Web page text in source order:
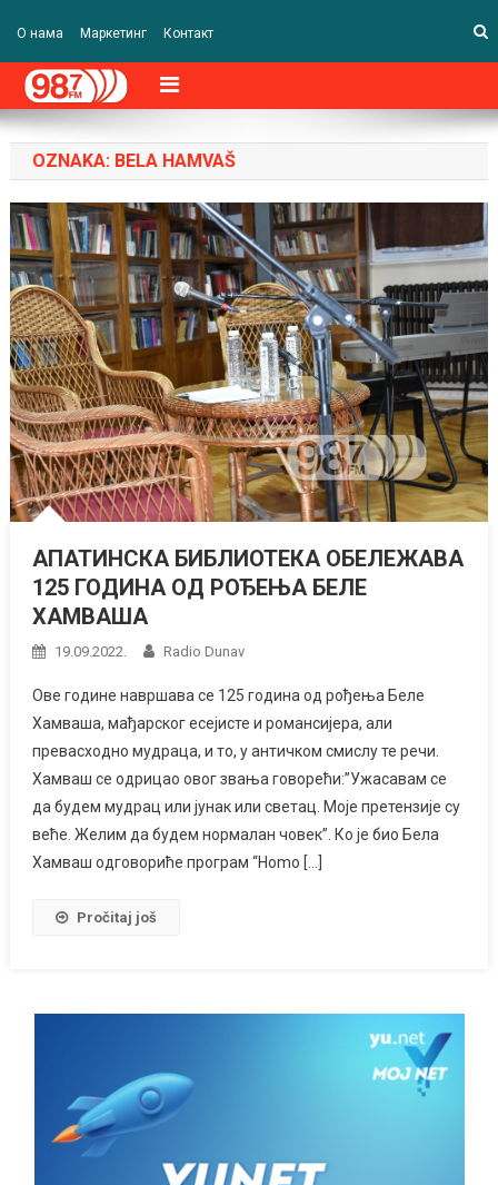
О нама Маркетинг Контакт
OZNAKA: BELA HAMVAŠ
АПАТИНСКА БИБЛИОТЕКА ОБЕЛЕЖАВА
125 ГОДИНА ОД РОЂЕЊА БЕЛЕ
ХАМВАША
19.09.2022. Radio Dunav
Ове године навршава се 125 година од рођења Беле
Хамваша, мађарског есејисте и романсијера, али
превасходно мудраца, и то, у античком смислу те речи.
Хамваш се одрицао овог звања говорећи:”Ужасавам се
да будем мудрац или јунак или светац. Моје претензије су
веће. Желим да будем нормалан човек”. Ко је био Бела
Хамваш одговориће програм “Homo […]
Pročitaj još